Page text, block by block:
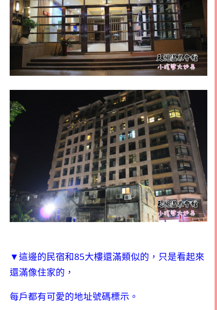
▼這邊的民宿和85大樓還滿類似的，只是看起來
還滿像住家的，
每戶都有可愛的地址號碼標示。